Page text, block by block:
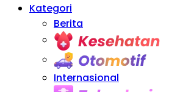
Kategori
Berita
Internasional